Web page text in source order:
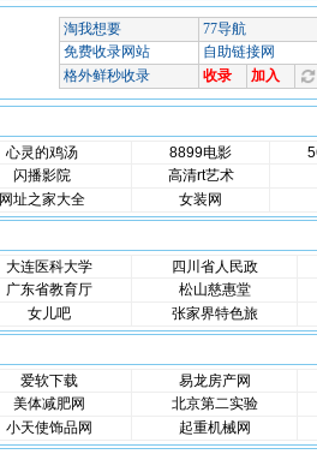
心灵的鸡汤 8899电影
闪播影院
高清rt艺术
网址之家大全 女装网
大连医科大学
四川省人民政
广东省教育厅
松山慈惠堂
女儿吧 张家界特色旅
爱软下载
易龙房产网
美体减肥网
北京第二实验
小天使饰品网 起重机械网